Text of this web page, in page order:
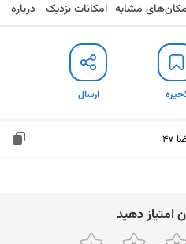
ارسال
مکان‌های مشابه امکانات نزدیک درباره
ارسال
اﻣﺘﯿﺎز دﻫﯿﺪ